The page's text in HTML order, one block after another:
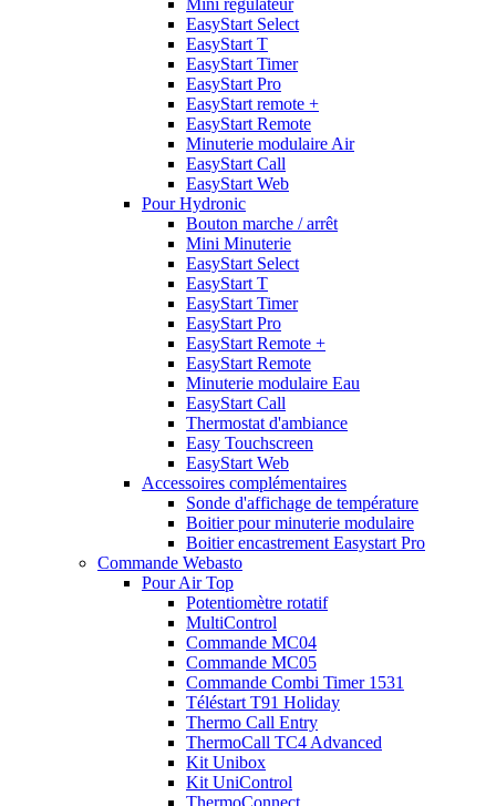
Mini régulateur
EasyStart Select
EasyStart T
EasyStart Timer
EasyStart Pro
EasyStart remote +
EasyStart Remote
Minuterie modulaire Air
EasyStart Call
EasyStart Web
Pour Hydronic
Bouton marche / arrêt
Mini Minuterie
EasyStart Select
EasyStart T
EasyStart Timer
EasyStart Pro
EasyStart Remote +
EasyStart Remote
Minuterie modulaire Eau
EasyStart Call
Thermostat d'ambiance
Easy Touchscreen
EasyStart Web
Accessoires complémentaires
Sonde d'affichage de température
Boitier pour minuterie modulaire
Boitier encastrement Easystart Pro
Commande Webasto
Pour Air Top
Potentiomètre rotatif
MultiControl
Commande MC04
Commande MC05
Commande Combi Timer 1531
Téléstart T91 Holiday
Thermo Call Entry
ThermoCall TC4 Advanced
Kit Unibox
Kit UniControl
ThermoConnect